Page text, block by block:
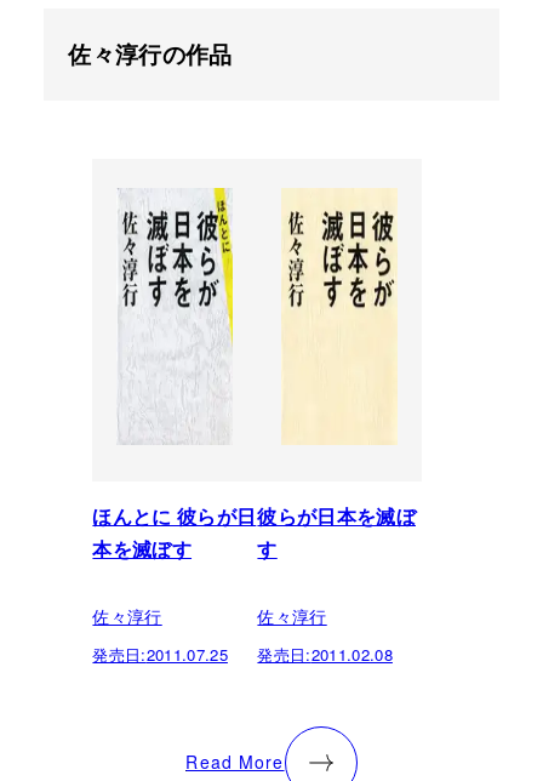
佐々淳行の作品
ほんとに 彼らが日
本を滅ぼす
佐々淳行
発売日:2011.07.25
彼らが日本を滅ぼ
す
佐々淳行
発売日:2011.02.08
Read More